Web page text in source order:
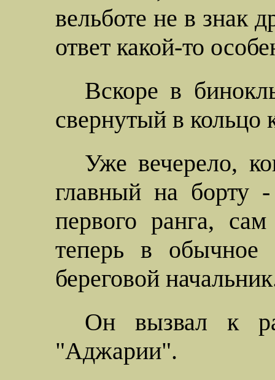
вельботе не в знак
ответ какой-то
Вскоре в
свернутый в кольцо
Уже вечерело,
главный на борту
первого ранга,
теперь в обычное
береговой
Он вызвал к
"Аджарии".